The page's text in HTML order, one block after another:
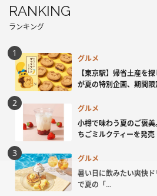
RANKING
ランキング
グルメ
【東京駅】帰省土産を
が夏の特別企画、期間限
グルメ
小樽で味わう夏のご褒
ちごミルクティーを発売
グルメ
暑い日に飲みたい爽快ド
で夏の「...